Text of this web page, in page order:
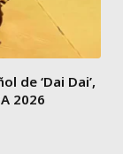
de ‘Dai Dai’,
2026